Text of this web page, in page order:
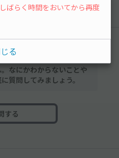
なにかわからないことや
質問してみましょう。
する
ばらく時間をおいてから再度
る